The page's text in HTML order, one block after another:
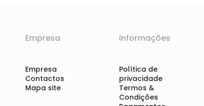
Empresa
Empresa
Contactos
Mapa site
Informações
Política de
privacidade
Termos &
Condições